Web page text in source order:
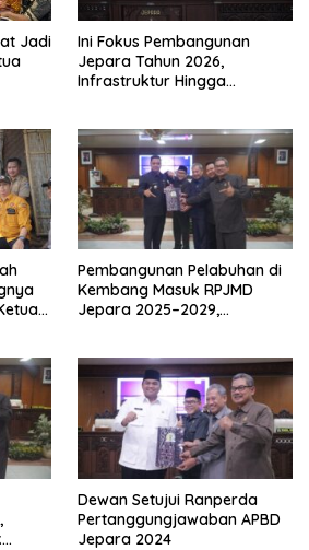
Jadi
Ini Fokus Pembangunan
Jepara Tahun 2026,
Infrastruktur Hingga
Pembangunan Pelabuhan di
Kembang Masuk RPJMD
Jepara 2025–2029,
Dewan Setujui Ranperda
Pertanggungjawaban APBD
Jepara 2024